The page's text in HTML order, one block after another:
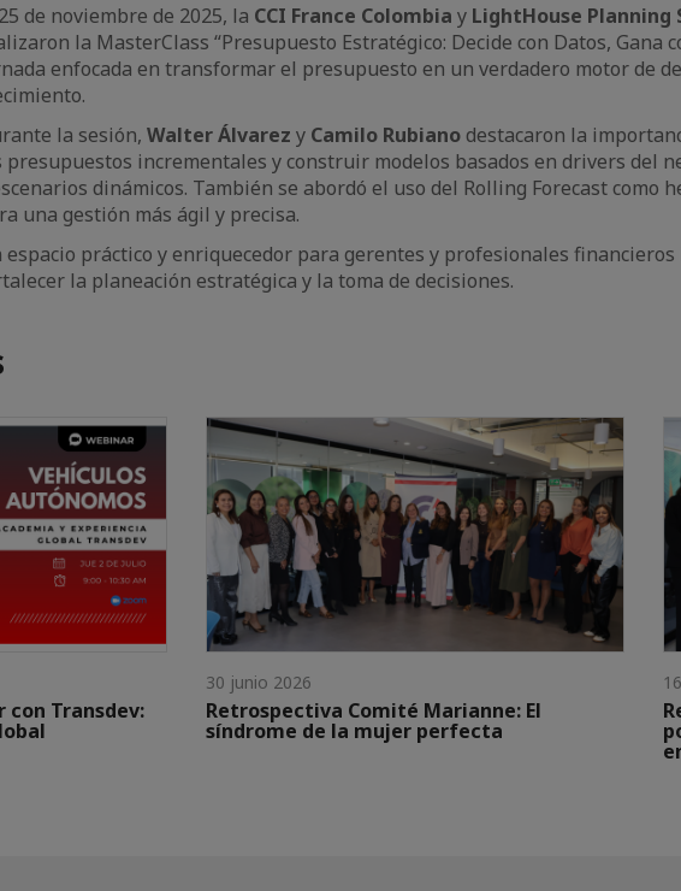
de noviembre de 2025, la CCI France Colombia y LightHouse Planning
la MasterClass “Presupuesto Estratégico: Decide con Datos, Gana
enfocada en transformar el presupuesto en un verdadero motor de
la sesión, Walter Álvarez y Camilo Rubianodestacaron la
presupuestos incrementales y construir modelos basados en drivers del
dinámicos. También se abordó el uso del Rolling Forecast como
una gestión más ágil y precisa.
espacio práctico y enriquecedor para gerentes y profesionales
la planeación estratégica y la toma de decisiones.
con Transdev:
30 junio 2026
Retrospectiva Comité Marianne: El
síndrome de la mujer perfecta